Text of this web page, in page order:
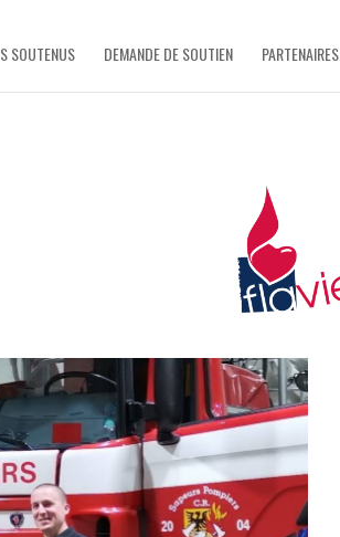
SOUTENUS DEMANDE DE SOUTIEN PARTENAIRES